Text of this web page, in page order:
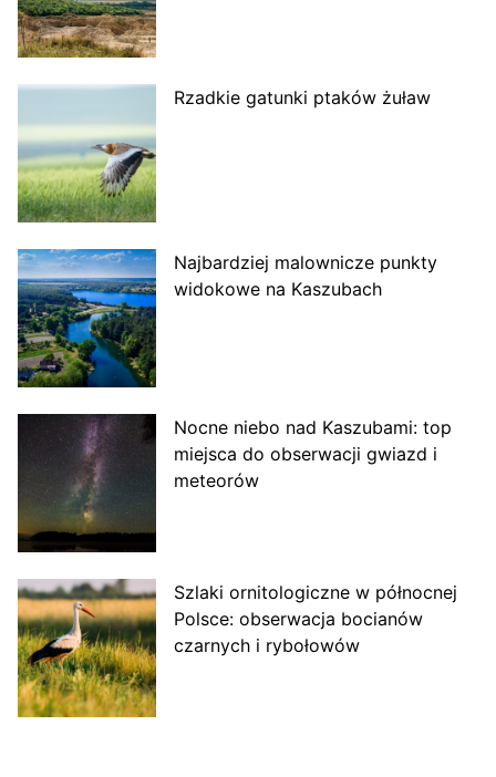
Rzadkie gatunki ptaków żuław
Najbardziej malownicze punkty
widokowe na Kaszubach
Nocne niebo nad Kaszubami: top
miejsca do obserwacji gwiazd i
meteorów
Szlaki ornitologiczne w północnej
Polsce: obserwacja bocianów
czarnych i rybołowów